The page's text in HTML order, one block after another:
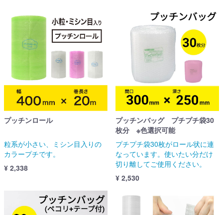
プッチンロール
粒系が小さい、ミシン目入りの
カラープチです。
¥ 2,338
プッチンバッグ プチプチ袋30
枚分 ※色選択可能
プチプチ袋30枚がロール状に連
なっています。使いたい分だけ
切り離してご使用ください。
¥ 2,530